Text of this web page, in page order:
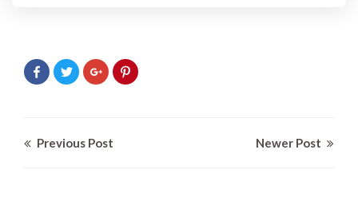
Previous Post Newer Post